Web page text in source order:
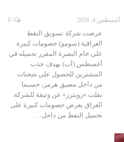
أغسطس 4, 2026
عرضت شركة تسويق النفط
العراقية (سومو) خصومات كبيرة
على خام البصرة المقرر تحميله في
أغسطس (آب) بهدف جذب
المشترين للحصول على شحنات
من داخل مضيق هرمز، حسبما
نقلت «رويترز» عن وثيقة للشركة.
العراق يعرض خصومات كبيرة على
تحميل النفط من داخل…